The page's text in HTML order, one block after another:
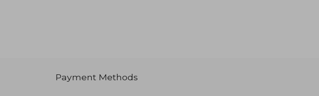
Payment Methods